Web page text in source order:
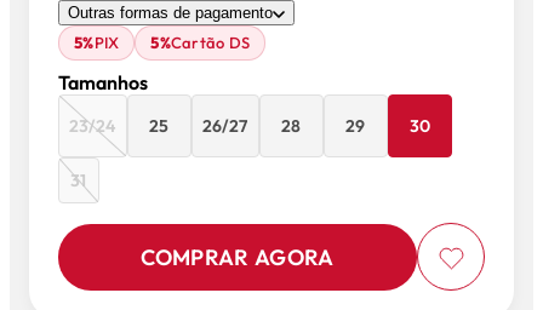
Outras formas de pagamento
5%PIX 5%Cartão DS
Tamanhos
23/24 25 26/27 28 29 30
31
COMPRAR AGORA